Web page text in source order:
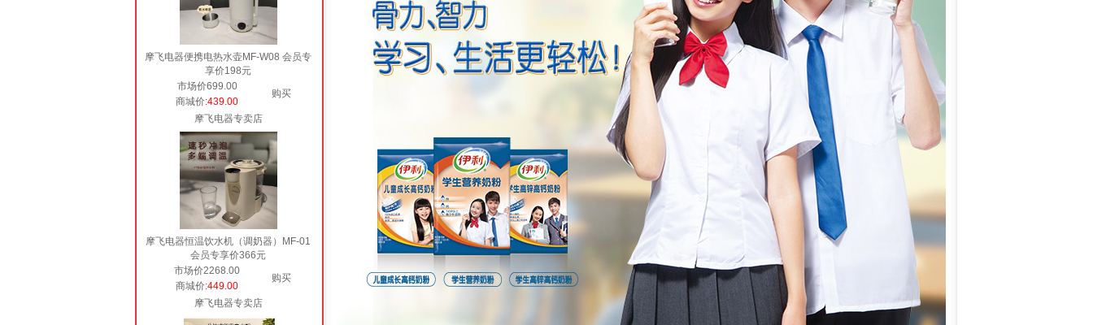
摩飞电器便携电热水壶MF-W08 会员专
享价198元
市场价699.00
购买
商城价:439.00
摩飞电器专卖店
摩飞电器恒温饮水机（调奶器）MF-01
会员专享价366元
市场价2268.00
购买
商城价:449.00
摩飞电器专卖店